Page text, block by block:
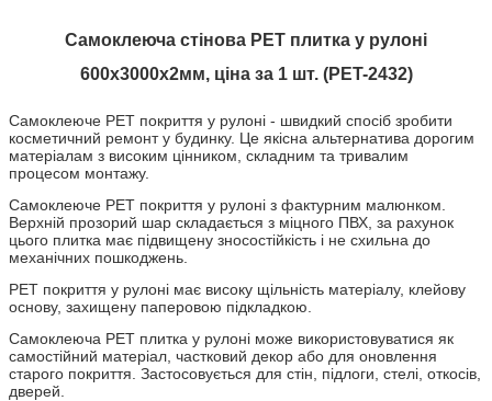
Самоклеюча стінова PET плитка у рулоні
600х3000х2мм, ціна за 1 шт. (PET-2432)
Самоклеюче PET покриття у рулоні - швидкий спосіб зробити
косметичний ремонт у будинку. Це якісна альтернатива дорогим
матеріалам з високим цінником, складним та тривалим
процесом монтажу.
Самоклеюче PET покриття у рулоні з фактурним малюнком.
Верхній прозорий шар складається з міцного ПВХ, за рахунок
цього плитка має підвищену зносостійкість і не схильна до
механічних пошкоджень.
PET покриття у рулоні має високу щільність матеріалу, клейову
основу, захищену паперовою підкладкою.
Самоклеюча PET плитка у рулоні може використовуватися як
самостійний матеріал, частковий декор або для оновлення
старого покриття. Застосовується для стін, підлоги, стелі, откосів,
дверей.